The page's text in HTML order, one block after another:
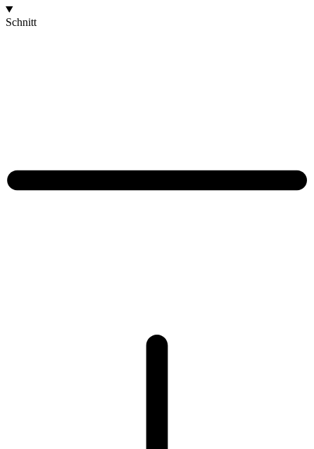
Schnitt